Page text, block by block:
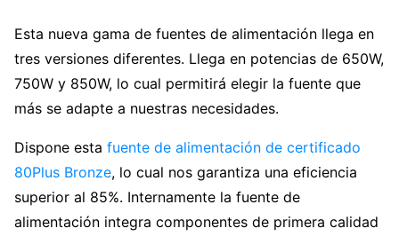
Esta nueva gama de fuentes de alimentación llega en
tres versiones diferentes. Llega en potencias de 650W,
750W y 850W, lo cual permitirá elegir la fuente que
más se adapte a nuestras necesidades.
Dispone esta fuente de alimentación de certificado
80Plus Bronze, lo cual nos garantiza una eficiencia
superior al 85%. Internamente la fuente de
alimentación integra componentes de primera calidad